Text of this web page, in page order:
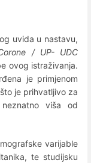
uvida u nastavu,
/ UP- UDC
ovog istraživanja.
je primjenom
je prihvatljivo za
viša od
varijable
te studijsku